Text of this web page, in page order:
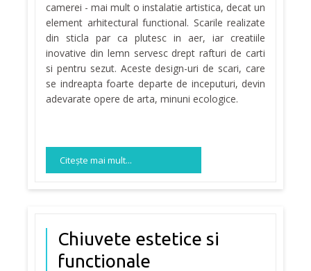
camerei - mai mult o instalatie artistica, decat un
element arhitectural functional. Scarile realizate
din sticla par ca plutesc in aer, iar creatiile
inovative din lemn servesc drept rafturi de carti
si pentru sezut. Aceste design-uri de scari, care
se indreapta foarte departe de inceputuri, devin
adevarate opere de arta, minuni ecologice.
Citeşte mai mult...
Chiuvete estetice si
functionale